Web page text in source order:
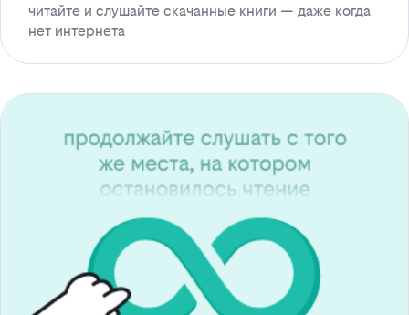
читайте и слушайте скачанные книги — даже когда
нет интернета